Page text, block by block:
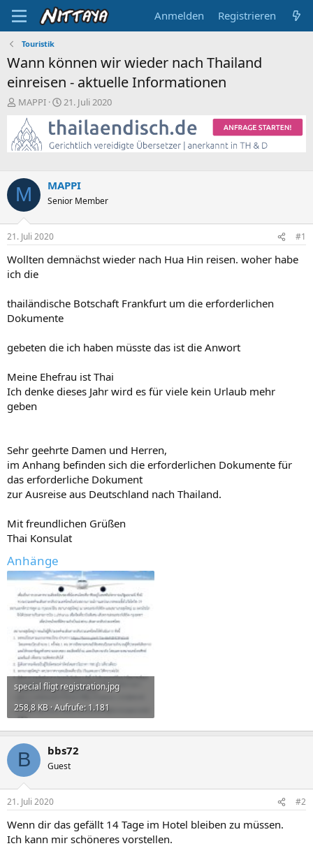
Anmelden Registrieren
Touristik
Wann können wir wieder nach Thailand
einreisen - aktuelle Informationen
E
s
t
e
l
e
r
MAPPI
E
s
t
e
t
a
21. Juli 2020
M MAPPI
Senior Member
21. Juli 2020 #1
Wollten demnächst wieder nach Hua Hin reisen. woher habe
ich die
thailändische Botschaft Frankfurt um die erforderlichen
Dokumente
gebeten die ich haben müsste das ist die Anwort
Meine Ehefrau ist Thai
Ich denke dieses Jahr wird es für viele kein Urlaub mehr
geben
Sehr geehrte Damen und Herren,
im Anhang befinden sich die erforderlichen Dokumente für
das erforderliche Dokument
zur Ausreise aus Deutschland nach Thailand.
Mit freundlichen Grüßen
Thai Konsulat
Anhänge
special fligt registration.jpg
258,8 KB · Aufrufe: 1.181
B bbs72
Guest
21. Juli 2020 #2
Wenn dir das gefällt 14 Tage im Hotel bleiben zu müssen.
Ich kann mir schöneres vorstellen.